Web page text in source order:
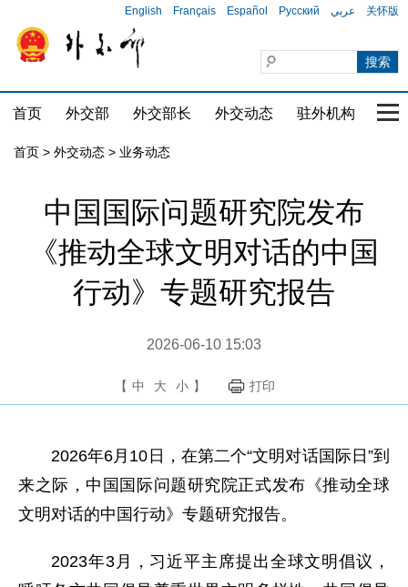
English Français Español Русский عربي 关怀版
首页 外交部 外交部长 外交动态 驻外机构 国
首页 > 外交动态 > 业务动态
中国国际问题研究院发布
《推动全球文明对话的中国
行动》专题研究报告
2026-06-10 15:03
【 中 大 小 】 打印
2026年6月10日，在第二个“文明对话国际日”到
来之际，中国国际问题研究院正式发布《推动全球
文明对话的中国行动》专题研究报告。
2023年3月，习近平主席提出全球文明倡议，